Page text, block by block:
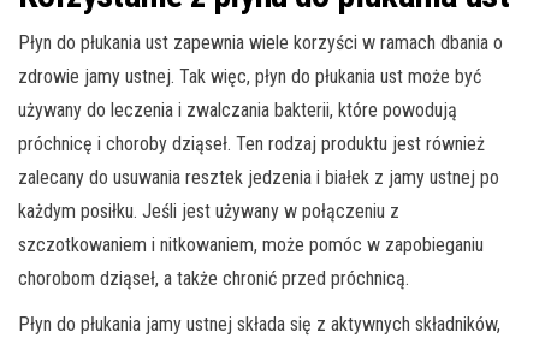
Płyn do płukania ust zapewnia wiele korzyści w ramach dbania o
zdrowie jamy ustnej. Tak więc, płyn do płukania ust może być
używany do leczenia i zwalczania bakterii, które powodują
próchnicę i choroby dziąseł. Ten rodzaj produktu jest również
zalecany do usuwania resztek jedzenia i białek z jamy ustnej po
każdym posiłku. Jeśli jest używany w połączeniu z
szczotkowaniem i nitkowaniem, może pomóc w zapobieganiu
chorobom dziąseł, a także chronić przed próchnicą.
Płyn do płukania jamy ustnej składa się z aktywnych składników,